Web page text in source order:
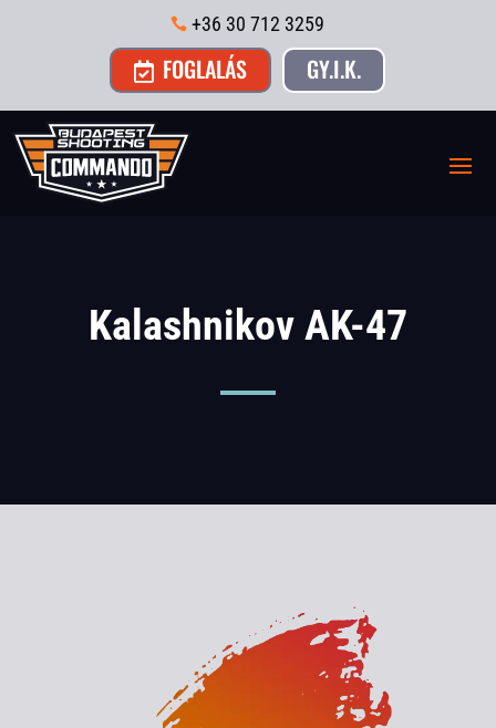
 +36 30 712 3259
 FOGLALÁS GY.I.K.
Kalashnikov AK-47